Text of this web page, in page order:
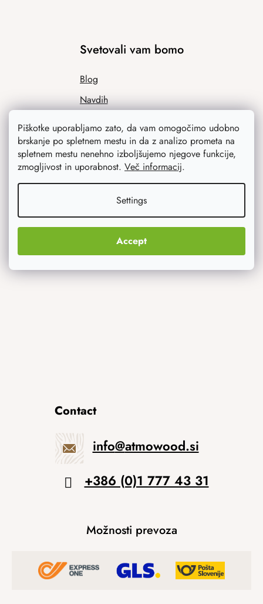
Piškotke uporabljamo zato, da vam omogočimo udobno
brskanje po spletnem mestu in da z analizo prometa na
spletnem mestu nenehno izboljšujemo njegove funkcije,
zmogljivost in uporabnost. Več informacij.
Settings
Accept
Svetovali vam bomo
Blog
Navdih
Kaj vas najbolj zanima
Contact
info@atmowood.si
+386 (0)1 777 43 31
Možnosti prevoza